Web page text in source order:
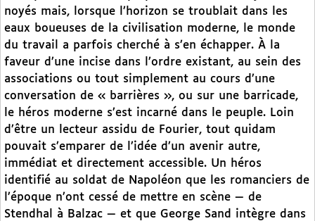
noyés mais, lorsque l’horizon se troublait dans les
eaux boueuses de la civilisation moderne, le monde
du travail a parfois cherché à s’en échapper. À la
faveur d’une incise dans l’ordre existant, au sein des
associations ou tout simplement au cours d’une
conversation de « barrières », ou sur une barricade,
le héros moderne s’est incarné dans le peuple. Loin
d’être un lecteur assidu de Fourier, tout quidam
pouvait s’emparer de l’idée d’un avenir autre,
immédiat et directement accessible. Un héros
identifié au soldat de Napoléon que les romanciers de
l’époque n’ont cessé de mettre en scène — de
Stendhal à Balzac — et que George Sand intègre dans